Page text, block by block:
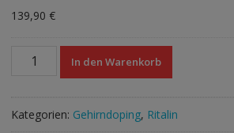
139,90 €
Ritalin
Kapseln
In den Warenkorb
Kategorien: Gehirndoping, Ritalin